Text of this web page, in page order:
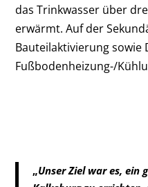
das Trinkwasser über
erwärmt. Auf der
Bauteilaktivierung sowie
Fußbodenheizung-/
„Unser Ziel war es, ein